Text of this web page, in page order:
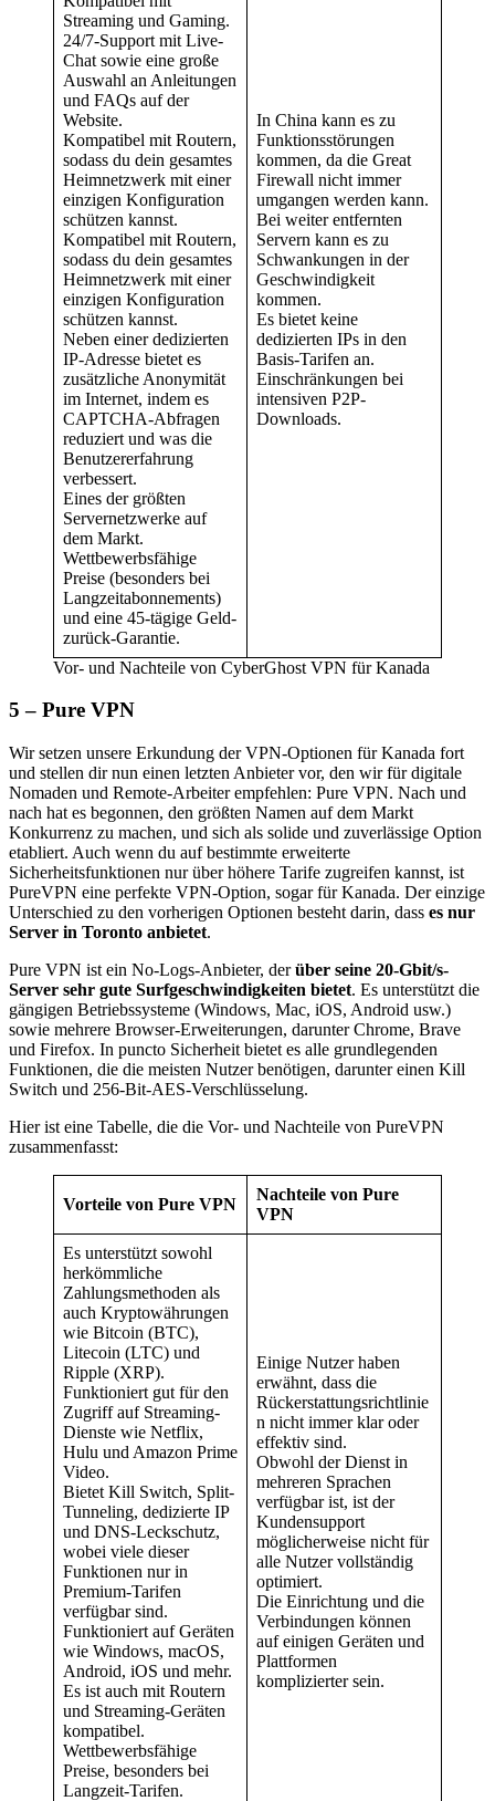
Streaming und Gaming.
24/7-Support mit Live-
Chat sowie eine große
Auswahl an Anleitungen
und FAQs auf der
Website.
Kompatibel mit Routern,
sodass du dein gesamtes
Heimnetzwerk mit einer
einzigen Konfiguration
schützen kannst.
Kompatibel mit Routern,
sodass du dein gesamtes
Heimnetzwerk mit einer
einzigen Konfiguration
schützen kannst.
Neben einer dedizierten
IP-Adresse bietet es
zusätzliche Anonymität
im Internet, indem es
CAPTCHA-Abfragen
reduziert und was die
Benutzererfahrung
verbessert.
Eines der größten
Servernetzwerke auf
dem Markt.
Wettbewerbsfähige
Preise (besonders bei
Langzeitabonnements)
und eine 45-tägige Geld-
zurück-Garantie.
In China kann es zu
Funktionsstörungen
kommen, da die Great
Firewall nicht immer
umgangen werden kann.
Bei weiter entfernten
Servern kann es zu
Schwankungen in der
Geschwindigkeit
kommen.
Es bietet keine
dedizierten IPs in den
Basis-Tarifen an.
Einschränkungen bei
intensiven P2P-
Downloads.
Vor- und Nachteile von CyberGhost VPN für Kanada
5 – Pure VPN
Wir setzen unsere Erkundung der VPN-Optionen für Kanada fort
und stellen dir nun einen letzten Anbieter vor, den wir für digitale
Nomaden und Remote-Arbeiter empfehlen: Pure VPN. Nach und
nach hat es begonnen, den größten Namen auf dem Markt
Konkurrenz zu machen, und sich als solide und zuverlässige Option
etabliert. Auch wenn du auf bestimmte erweiterte
Sicherheitsfunktionen nur über höhere Tarife zugreifen kannst, ist
PureVPN eine perfekte VPN-Option, sogar für Kanada. Der einzige
Unterschied zu den vorherigen Optionen besteht darin, dass es nur
Server in Toronto anbietet.
Pure VPN ist ein No-Logs-Anbieter, derüber seine 20-Gbit/s-
Server sehr gute Surfgeschwindigkeiten bietet. Es unterstützt die
gängigen Betriebssysteme (Windows, Mac, iOS, Android usw.)
sowie mehrere Browser-Erweiterungen, darunter Chrome, Brave
und Firefox. In puncto Sicherheit bietet es alle grundlegenden
Funktionen, die die meisten Nutzer benötigen, darunter einen Kill
Switch und 256-Bit-AES-Verschlüsselung.
Hier ist eine Tabelle, die die Vor- und Nachteile von PureVPN
zusammenfasst:
Vorteile von Pure VPN
Nachteile von Pure
VPN
Es unterstützt sowohl
herkömmliche
Zahlungsmethoden als
auch Kryptowährungen
wie Bitcoin (BTC),
Litecoin (LTC) und
Ripple (XRP).
Funktioniert gut für den
Zugriff auf Streaming-
Dienste wie Netflix,
Hulu und Amazon Prime
Video.
Bietet Kill Switch, Split-
Tunneling, dedizierte IP
und DNS-Leckschutz,
wobei viele dieser
Funktionen nur in
Premium-Tarifen
verfügbar sind.
Funktioniert auf Geräten
wie Windows, macOS,
Android, iOS und mehr.
Es ist auch mit Routern
und Streaming-Geräten
kompatibel.
Wettbewerbsfähige
Preise, besonders bei
Langzeit-Tarifen.
Einige Nutzer haben
erwähnt, dass die
Rückerstattungsrichtlinie
n nicht immer klar oder
effektiv sind.
Obwohl der Dienst in
mehreren Sprachen
verfügbar ist, ist der
Kundensupport
möglicherweise nicht für
alle Nutzer vollständig
optimiert.
Die Einrichtung und die
Verbindungen können
auf einigen Geräten und
Plattformen
komplizierter sein.